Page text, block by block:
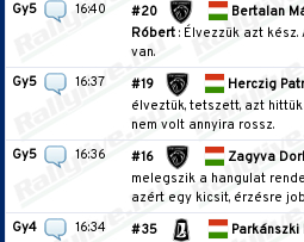
Gy5
16:40 #20 Bertalan
Róbert: Élvezzük azt kész.
van.
Gy5
16:37 #19 Herczig
élveztük, tetszett, azt
nem volt annyira rossz.
Gy5
16:36 #16 Zagyva
melegszik a hangulat
azért egy kicsit, érzésre
Gy4
16:34 #35 Parkánszki